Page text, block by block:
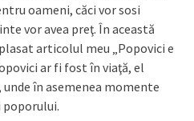
oameni, căci vor sosi
vor avea preţ. În această
articolul meu „Popovici e
ar fi fost în viaţă, el
în asemenea momente
poporului.